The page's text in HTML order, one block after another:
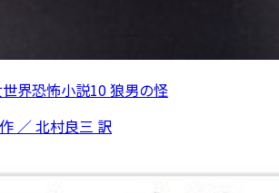
世界恐怖小説10 狼男の怪
／ 北村良三 訳